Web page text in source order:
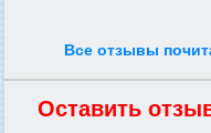
Все отзывы
Оставить